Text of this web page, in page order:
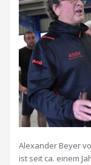
Alexander Beyer
ist seit ca. einem